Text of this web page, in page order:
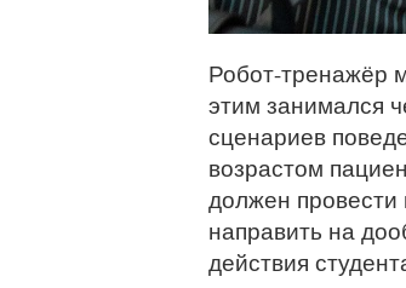
Робот-тренажёр
этим занимался
сценариев
возрастом
должен провести
направить на
действия